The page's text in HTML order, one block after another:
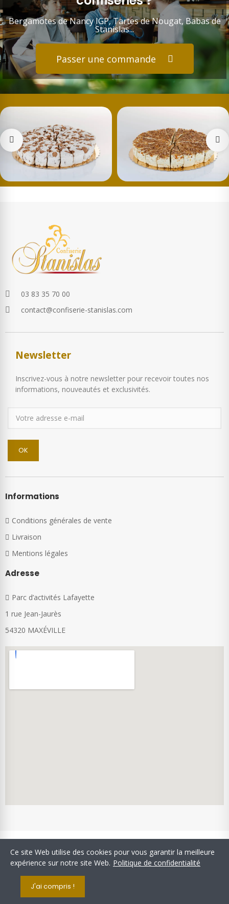
Bergamotes de Nancy IGP, Tartes de Nougat, Babas de
Stanislas...
Passer une commande
03 83 35 70 00
contact@confiserie-stanislas.com
Newsletter
Inscrivez-vous à notre newsletter pour recevoir toutes nos
informations, nouveautés et exclusivités.
Informations
Conditions générales de vente
Livraison
Mentions légales
Adresse
Parc d’activités Lafayette
1 rue Jean-Jaurès
54320 MAXÉVILLE
SIRET: 34400898200029 - APE: 1082Z - TVA Intracommunautaire:
FR 173 4400 8982
Ce site Web utilise des cookies pour vous garantir la meilleure
expérience sur notre site Web. Politique de confidentialité
J'ai compris !